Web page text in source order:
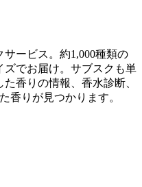
ービス。約1,000種類の
でお届け。サブスクも単
香りの情報、香水診断、
香りが見つかります。